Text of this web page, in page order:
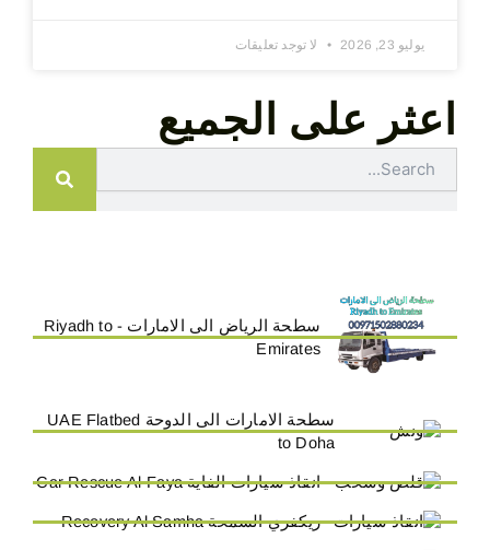
يوليو 23, 2026 لا توجد تعليقات
اعثر على الجميع
سطحة الرياض الى الامارات - Riyadh to
Emirates
سطحة الامارات الى الدوحة UAE Flatbed
to Doha
انقاذ سيارات الفاية Car Rescue Al-Faya
ريكفري السمحة Recovery Al Samha